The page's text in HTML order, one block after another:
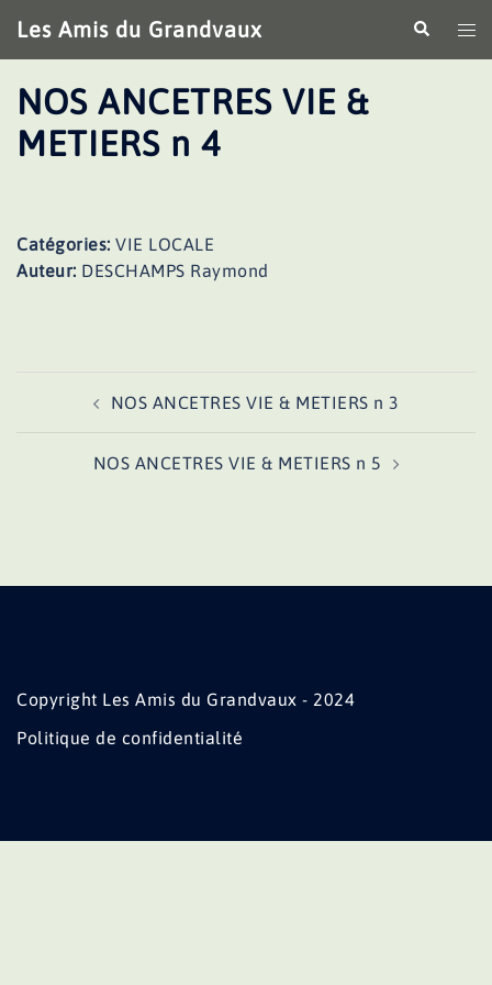
au
contenu
Les Amis du Grandvaux
le
NOS ANCETRES VIE &
METIERS n 4
Catégories: VIE LOCALE
Auteur: DESCHAMPS Raymond
d’articleNOS ANCETRES VIE & METIERS n 3
NOS ANCETRES VIE & METIERS n 5
Copyright Les Amis du Grandvaux - 2024
Politique de confidentialité